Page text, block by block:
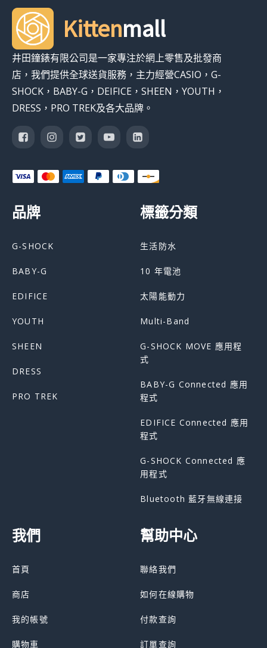
Kittenmall
井田鐘錶有限公司是一家專注於網上零售及批發商
店，我們提供全球送貨服務，主力經營CASIO，G-
SHOCK，BABY-G，DEIFICE，SHEEN，YOUTH，
DRESS，PRO TREK及各大品牌。
品牌
G-SHOCK
BABY-G
EDIFICE
YOUTH
SHEEN
DRESS
PRO TREK
標籤分類
生活防水
10 年電池
太陽能動力
Multi-Band
G-SHOCK MOVE 應用程
式
BABY-G Connected 應用
程式
EDIFICE Connected 應用
程式
G-SHOCK Connected 應
用程式
Bluetooth 藍牙無線連接
我們
首頁
商店
我的帳號
購物車
幫助中心
聯絡我們
如何在線購物
付款查詢
訂單查詢